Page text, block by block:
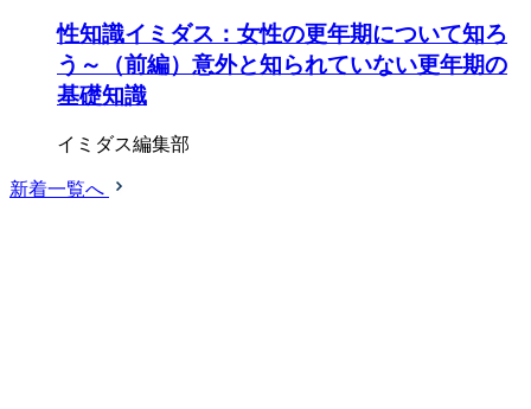
性知識イミダス：女性の更年期について知ろ
う～（前編）意外と知られていない更年期の
基礎知識
イミダス編集部
新着一覧へ